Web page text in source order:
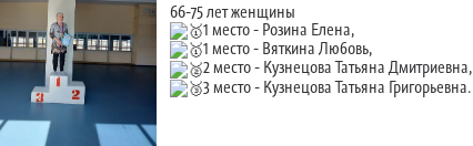
66-75 лет женщины
1 место - Розина Елена,
1 место - Вяткина Любовь,
2 место - Кузнецова Татьяна Дмитриевна,
3 место - Кузнецова Татьяна Григорьевна.